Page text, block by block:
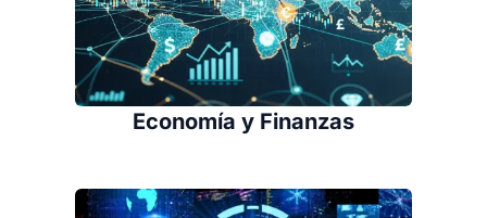
Economía y Finanzas